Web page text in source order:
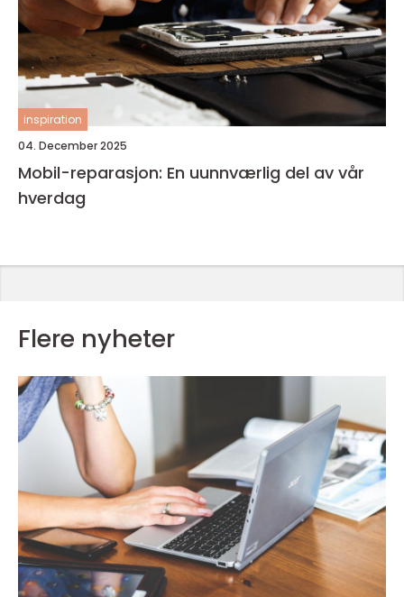
inspiration
04. December 2025
Mobil-reparasjon: En uunnværlig del av vår
hverdag
Flere nyheter